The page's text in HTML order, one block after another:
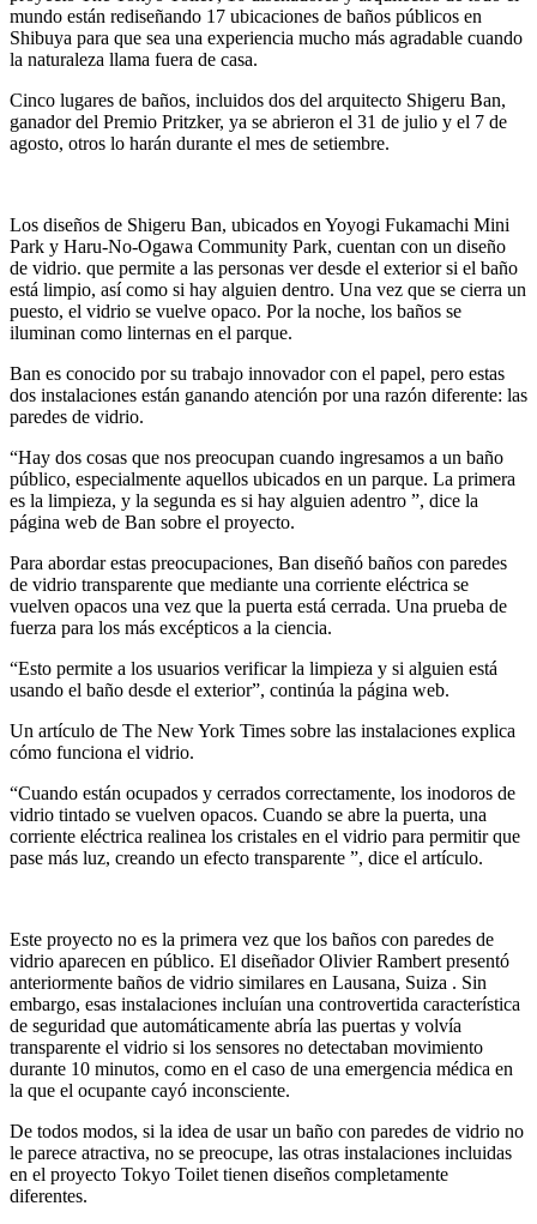
mundo están rediseñando 17 ubicaciones de baños públicos en
Shibuya para que sea una experiencia mucho más agradable cuando
la naturaleza llama fuera de casa.
Cinco lugares de baños, incluidos dos del arquitecto Shigeru Ban,
ganador del Premio Pritzker, ya se abrieron el 31 de julio y el 7 de
agosto, otros lo harán durante el mes de setiembre.
Los diseños de Shigeru Ban, ubicados en Yoyogi Fukamachi Mini
Park y Haru-No-Ogawa Community Park, cuentan con un diseño
de vidrio. que permite a las personas ver desde el exterior si el baño
está limpio, así como si hay alguien dentro. Una vez que se cierra un
puesto, el vidrio se vuelve opaco. Por la noche, los baños se
iluminan como linternas en el parque.
Ban es conocido por su trabajo innovador con el papel, pero estas
dos instalaciones están ganando atención por una razón diferente: las
paredes de vidrio.
“Hay dos cosas que nos preocupan cuando ingresamos a un baño
público, especialmente aquellos ubicados en un parque. La primera
es la limpieza, y la segunda es si hay alguien adentro ”, dice la
página web de Ban sobre el proyecto.
Para abordar estas preocupaciones, Ban diseñó baños con paredes
de vidrio transparente que mediante una corriente eléctrica se
vuelven opacos una vez que la puerta está cerrada. Una prueba de
fuerza para los más excépticos a la ciencia.
“Esto permite a los usuarios verificar la limpieza y si alguien está
usando el baño desde el exterior”, continúa la página web.
Un artículo de The New York Times sobre las instalaciones explica
cómo funciona el vidrio.
“Cuando están ocupados y cerrados correctamente, los inodoros de
vidrio tintado se vuelven opacos. Cuando se abre la puerta, una
corriente eléctrica realinea los cristales en el vidrio para permitir que
pase más luz, creando un efecto transparente ”, dice el artículo.
Este proyecto no es la primera vez que los baños con paredes de
vidrio aparecen en público. El diseñador Olivier Rambert presentó
anteriormente baños de vidrio similares en Lausana, Suiza . Sin
embargo, esas instalaciones incluían una controvertida característica
de seguridad que automáticamente abría las puertas y volvía
transparente el vidrio si los sensores no detectaban movimiento
durante 10 minutos, como en el caso de una emergencia médica en
la que el ocupante cayó inconsciente.
De todos modos, si la idea de usar un baño con paredes de vidrio no
le parece atractiva, no se preocupe, las otras instalaciones incluidas
en el proyecto Tokyo Toilet tienen diseños completamente
diferentes.